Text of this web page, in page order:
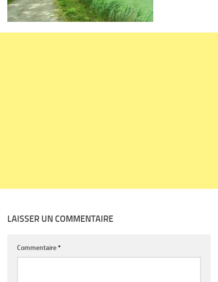
LAISSER UN COMMENTAIRE
Commentaire*